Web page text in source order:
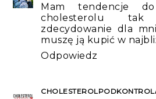
Mam tendencje do
cholesterolu
zdecydowanie dla
muszę ją kupić w
Odpowiedz